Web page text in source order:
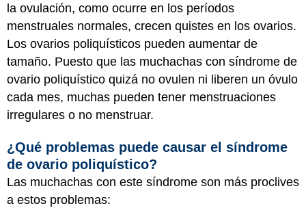
la ovulación, como ocurre en los períodos
menstruales normales, crecen quistes en los ovarios.
Los ovarios poliquísticos pueden aumentar de
tamaño. Puesto que las muchachas con síndrome de
ovario poliquístico quizá no ovulen ni liberen un óvulo
cada mes, muchas pueden tener menstruaciones
irregulares o no menstruar.
¿Qué problemas puede causar el síndrome
de ovario poliquístico?
Las muchachas con este síndrome son más proclives
a estos problemas: